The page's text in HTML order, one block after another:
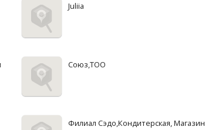
Juliia
Союз,ТОО
Филиал Сэдо,Кондитерская, Магазин